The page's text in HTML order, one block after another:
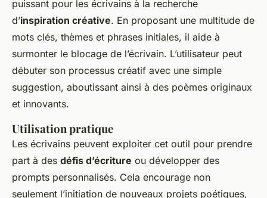
puissant pour les écrivains à la recherche
d’inspiration créative. En proposant une multitude de
mots clés, thèmes et phrases initiales, il aide à
surmonter le blocage de l’écrivain. L’utilisateur peut
débuter son processus créatif avec une simple
suggestion, aboutissant ainsi à des poèmes originaux
et innovants.
Utilisation pratique
Les écrivains peuvent exploiter cet outil pour prendre
part à des défis d’écriture ou développer des
prompts personnalisés. Cela encourage non
seulement l’initiation de nouveaux projets poétiques,